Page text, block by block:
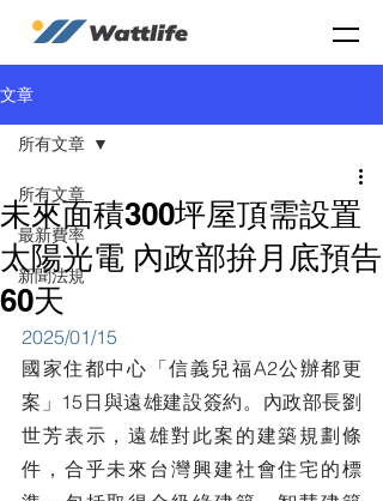
文章
所有文章
最新費率
新聞法規
所有文章
未來面積300坪屋頂需設置
太陽光電 內政部拚月底預告
60天
2025/01/15
國家住都中心「信義兒福A2公辦都更
案」15日與遠雄建設簽約。內政部長劉
世芳表示，遠雄對此案的建築規劃條
件，合乎未來台灣興建社會住宅的標